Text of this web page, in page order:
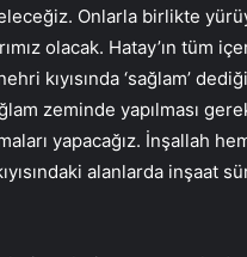
Onlarla birlikte
olacak. Hatay’ın tüm
kıyısında ‘sağlam’
zeminde yapılması
yapacağız. İnşallah
alanlarda inşaat